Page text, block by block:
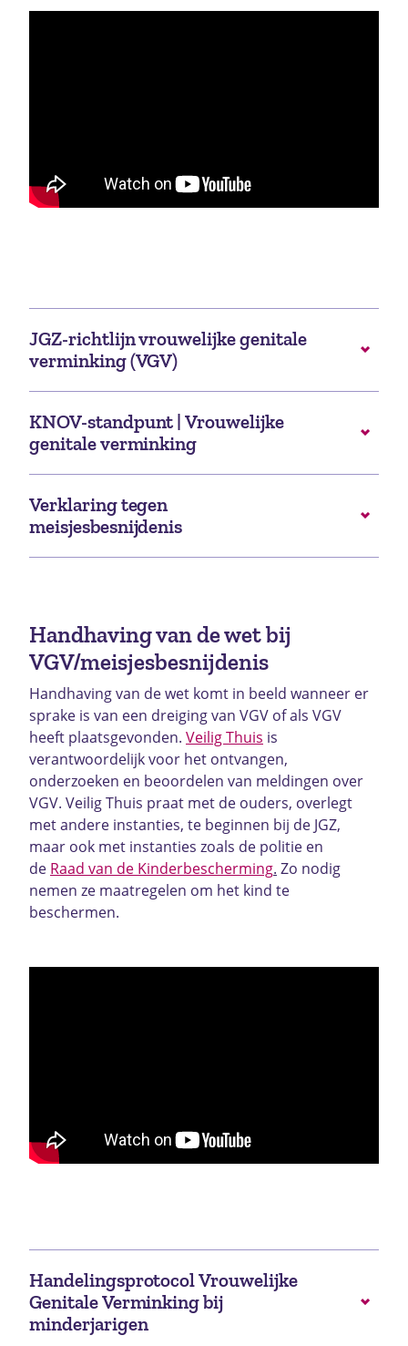
JGZ-richtlijn vrouwelijke genitale
verminking (VGV)
KNOV-standpunt | Vrouwelijke
genitale verminking
Verklaring tegen
meisjesbesnijdenis
Handhaving van de wet bij
VGV/meisjesbesnijdenis
Handhaving van de wet komt in beeld wanneer er
sprake is van een dreiging van VGV of als VGV
heeft plaatsgevonden. Veilig Thuis is
verantwoordelijk voor het ontvangen,
onderzoeken en beoordelen van meldingen over
VGV. Veilig Thuis praat met de ouders, overlegt
met andere instanties, te beginnen bij de JGZ,
maar ook met instanties zoals de politie en
de Raad van de Kinderbescherming. Zo nodig
nemen ze maatregelen om het kind te
beschermen.
Handelingsprotocol Vrouwelijke
Genitale Verminking bij
minderjarigen